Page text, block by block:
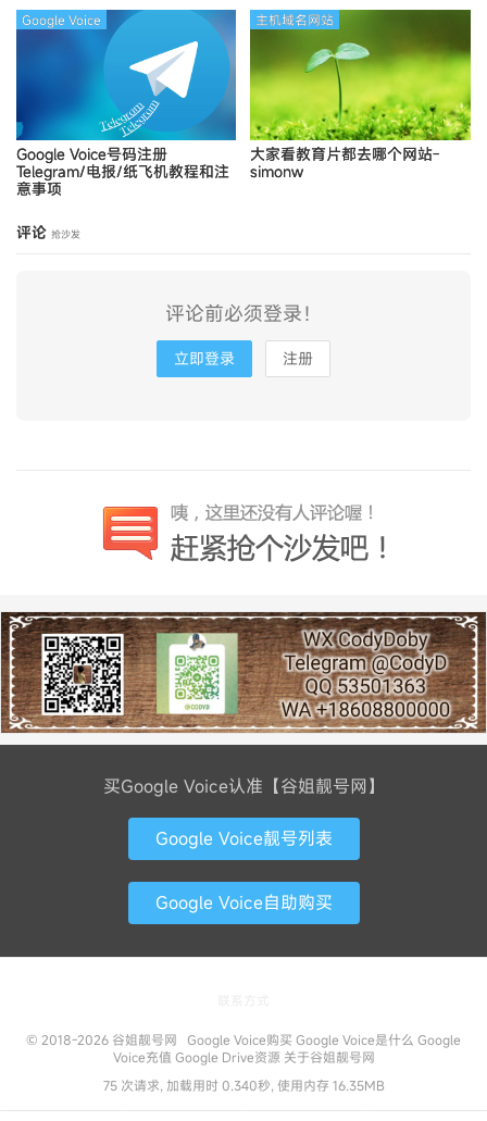
Google Voice号码注册
Telegram/电报/纸飞机教程和注
意事项
Google Voice
大家看教育片都去哪个网站-
simonw
主机域名网站
评论 抢沙发
评论前必须登录！
立即登录 注册
买Google Voice认准【谷姐靓号网】
Google Voice靓号列表
Google Voice自助购买
© 2018-2026 谷姐靓号网 Google Voice购买 Google Voice是什么 Google
Voice充值 Google Drive资源 关于谷姐靓号网
75 次请求, 加载用时 0.340秒, 使用内存 16.35MB